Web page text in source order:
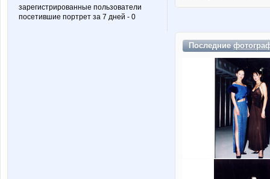
зарегистрированные пользователи
посетившие портрет за 7 дней - 0
Последние